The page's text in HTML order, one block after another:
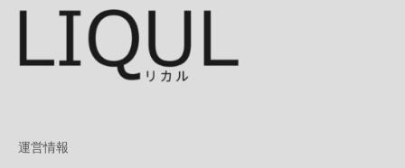
運営情報